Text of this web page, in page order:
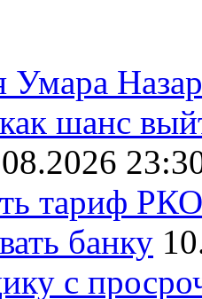
Умара
шанс
тариф
банку
с